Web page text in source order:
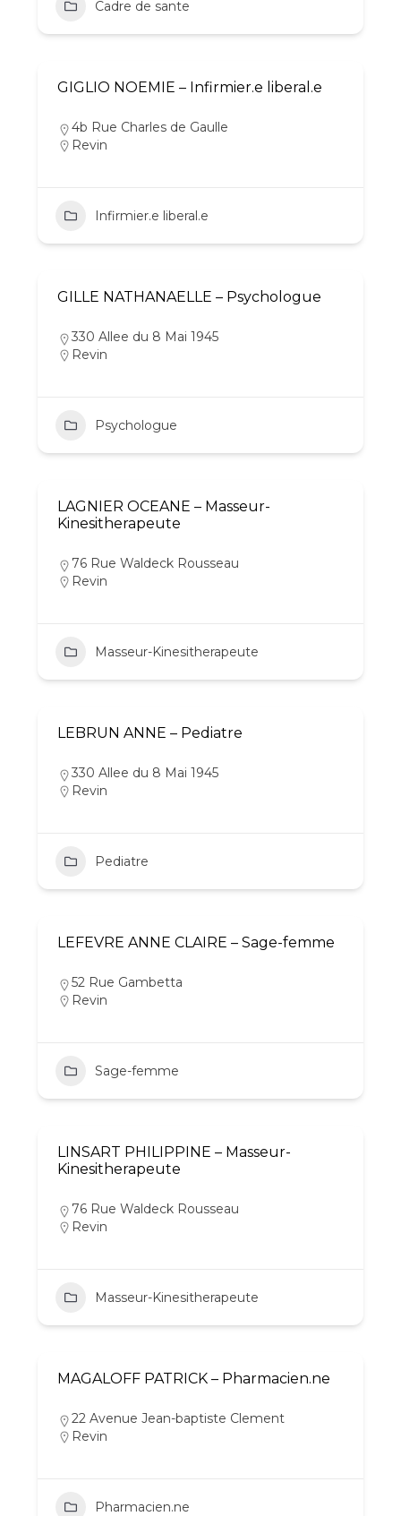
Cadre de sante
GIGLIO NOEMIE – Infirmier.e liberal.e
4b Rue Charles de Gaulle
Revin
Infirmier.e liberal.e
GILLE NATHANAELLE – Psychologue
330 Allee du 8 Mai 1945
Revin
Psychologue
LAGNIER OCEANE – Masseur-
Kinesitherapeute
76 Rue Waldeck Rousseau
Revin
Masseur-Kinesitherapeute
LEBRUN ANNE – Pediatre
330 Allee du 8 Mai 1945
Revin
Pediatre
LEFEVRE ANNE CLAIRE – Sage-femme
52 Rue Gambetta
Revin
Sage-femme
LINSART PHILIPPINE – Masseur-
Kinesitherapeute
76 Rue Waldeck Rousseau
Revin
Masseur-Kinesitherapeute
MAGALOFF PATRICK – Pharmacien.ne
22 Avenue Jean-baptiste Clement
Revin
Pharmacien.ne